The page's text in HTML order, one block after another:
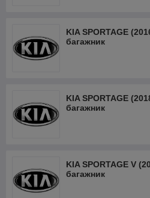
KIA SPORTAGE
багажник
KIA SPORTAGE
багажник
KIA SPORTAGE V
багажник